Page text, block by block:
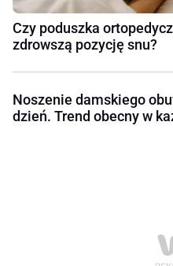
Czy poduszka
zdrowszą pozycję snu?
Noszenie damskiego
dzień. Trend obecny w